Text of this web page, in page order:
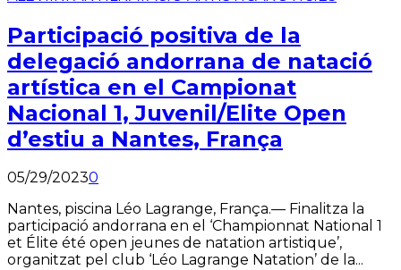
Participació positiva de la
delegació andorrana de natació
artística en el Campionat
Nacional 1, Juvenil/Elite Open
d’estiu a Nantes, França
05/29/20230
Nantes, piscina Léo Lagrange, França.— Finalitza la
participació andorrana en el ‘Championnat National 1
et Élite été open jeunes de natation artistique’,
organitzat pel club ‘Léo Lagrange Natation’ de la...